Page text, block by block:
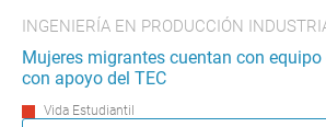
INGENIERÍA EN PRODUCCIÓN
Mujeres migrantes cuentan con
con apoyo del TEC
Vida Estudiantil